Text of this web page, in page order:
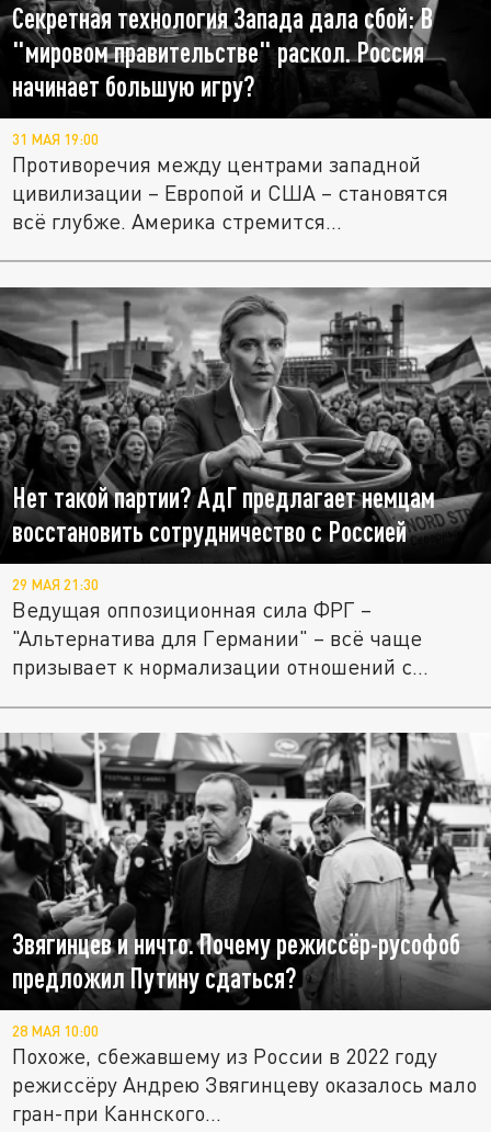
Секретная технология Запада дала сбой: В
"мировом правительстве" раскол. Россия
начинает большую игру?
31 МАЯ 19:00
Противоречия между центрами западной
цивилизации – Европой и США – становятся
всё глубже. Америка стремится...
Нет такой партии? АдГ предлагает немцам
восстановить сотрудничество с Россией
29 МАЯ 21:30
Ведущая оппозиционная сила ФРГ –
"Альтернатива для Германии" – всё чаще
призывает к нормализации отношений с...
Звягинцев и ничто. Почему режиссёр-русофоб
предложил Путину сдаться?
28 МАЯ 10:00
Похоже, сбежавшему из России в 2022 году
режиссёру Андрею Звягинцеву оказалось мало
гран-при Каннского...